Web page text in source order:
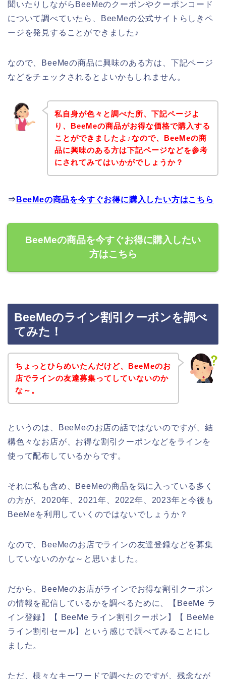
聞いたりしながらBeeMeのクーポンやクーポンコード
について調べていたら、BeeMeの公式サイトらしきペ
ージを発見することができました♪
なので、BeeMeの商品に興味のある方は、下記ページ
などをチェックされるとよいかもしれません。
私自身が色々と調べた所、下記ページよ
り、BeeMeの商品がお得な価格で購入する
ことができましたよ♪なので、BeeMeの商
品に興味のある方は下記ページなどを参考
にされてみてはいかがでしょうか？
⇒ BeeMeの商品を今すぐお得に購入したい方はこちら
BeeMeの商品を今すぐお得に購入したい
方はこちら
BeeMeのライン割引クーポンを調べ
てみた！
ちょっとひらめいたんだけど、BeeMeのお
店でラインの友達募集ってしていないのか
な～。
というのは、BeeMeのお店の話ではないのですが、結
構色々なお店が、お得な割引クーポンなどをラインを
使って配布しているからです。
それに私も含め、BeeMeの商品を気に入っている多く
の方が、2020年、2021年、2022年、2023年と今後も
BeeMeを利用していくのではないでしょうか？
なので、BeeMeのお店でラインの友達登録などを募集
していないのかな～と思いました。
だから、BeeMeのお店がラインでお得な割引クーポン
の情報を配信しているかを調べるために、【BeeMe ラ
イン登録】【 BeeMe ライン割引クーポン】【 BeeMe
ライン割引セール】という感じで調べてみることにし
ました。
ただ、様々なキーワードで調べたのですが、残念なが